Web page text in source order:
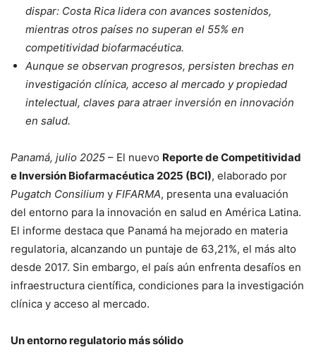
dispar: Costa Rica lidera con avances sostenidos,
mientras otros países no superan el 55% en
competitividad biofarmacéutica.
Aunque se observan progresos, persisten brechas en
investigación clínica, acceso al mercado y propiedad
intelectual, claves para atraer inversión en innovación
en salud.
Panamá, julio 2025 – El nuevo Reporte de Competitividad
e Inversión Biofarmacéutica 2025 (BCI), elaborado por
Pugatch Consilium y FIFARMA, presenta una evaluación
del entorno para la innovación en salud en América Latina.
El informe destaca que Panamá ha mejorado en materia
regulatoria, alcanzando un puntaje de 63,21%, el más alto
desde 2017. Sin embargo, el país aún enfrenta desafíos en
infraestructura científica, condiciones para la investigación
clínica y acceso al mercado.
Un entorno regulatorio más sólido